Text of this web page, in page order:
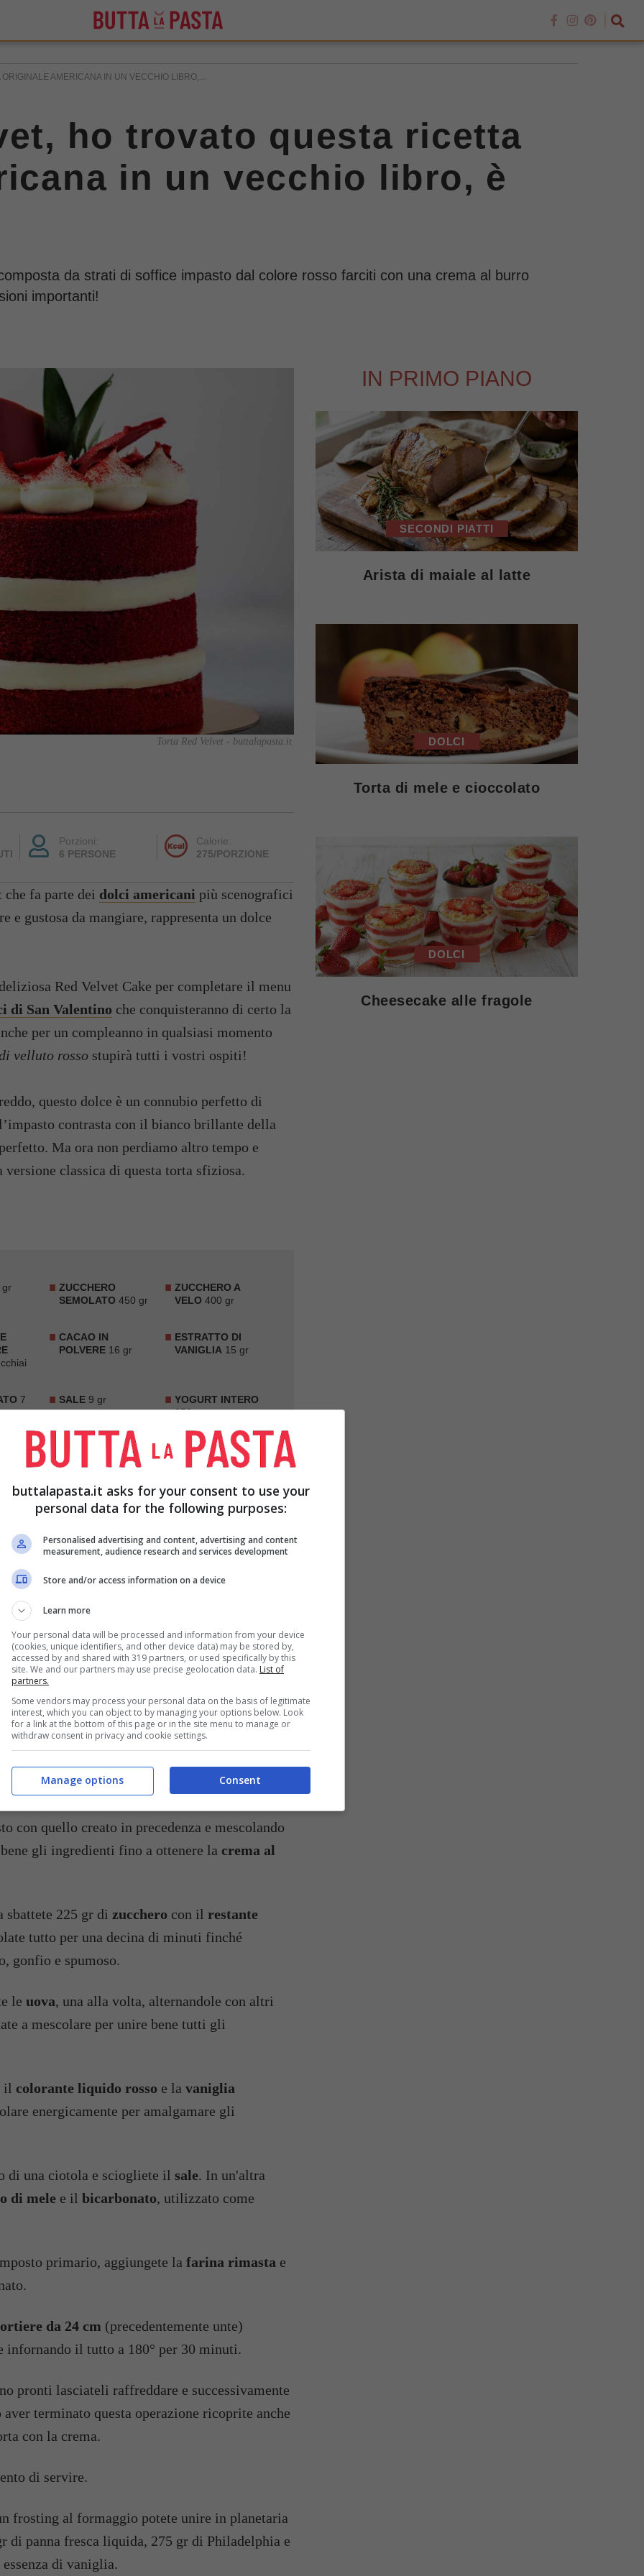
AMERICANA IN UN VECCHIO LIBRO,...
ho trovato questa ricetta
in un vecchio libro, è
da strati di soffice impasto dal colore rosso farciti con una crema al burro
importanti!
Torta Red Velvet - buttalapasta.it
Porzioni:
6 PERSONE
Calorie:
275/PORZIONE
che fa parte dei dolci americani più scenografici
e gustosa da mangiare, rappresenta un dolce
Red Velvet Cake per completare il menu
di San Valentino che conquisteranno di certo la
per un compleanno in qualsiasi momento
velluto rosso stupirà tutti i vostri ospiti!
questo dolce è un connubio perfetto di
contrasta con il bianco brillante della
Ma ora non perdiamo altro tempo e
classica di questa torta sfiziosa.
gr
ZUCCHERO
SEMOLATO 450 gr
ZUCCHERO A
VELO 400 gr
CACAO IN
POLVERE16 gr
ESTRATTO DI
VANIGLIA 15 gr
7
SALE9 gr
YOGURT INTERO
370 gr
il
mescolando con una frusta per far sciogliere
quello usato per il tiramisù), coprite con un
lasciate raffreddare fuori dal frigo.
alta sbattetemetà dose di burro
fino ad ottenere un composto spumoso,
a sbattere.
gli ingredienti fino a ottenere la crema al
sbattete 225 gr di zucchero con il restante
tutto per una decina di minuti finché
gonfio e spumoso.
le uova, una alla volta, alternandole con altri
a mescolare per unire bene tutti gli
il colorante liquido rosso e la vaniglia
energicamente per amalgamare gli
di una ciotola e sciogliete il sale. In un'altra
di mele e il bicarbonato, utilizzato come
primario, aggiungete la farina rimasta e
da 24 cm (precedentemente unte)
il tutto a 180° per 30 minuti.
terminato questa operazione ricoprite anche
con la crema.
di servire.
frosting al formaggio potete unire in planetaria
di panna fresca liquida, 275 gr di Philadelphia e
di vaniglia.
IN PRIMO PIANO
SECONDI PIATTI
Arista di maiale al latte
DOLCI
Torta di mele e cioccolato
DOLCI
Cheesecake alle fragole
buttalapasta.it asks for your consent to use your
personal data for the following purposes:
Personalised advertising and content, advertising and content
measurement, audience research and services development
Store and/or access information on a device
Learn more
Your personal data will be processed and information from your device
(cookies, unique identifiers, and other device data) may be stored by,
accessed by and shared with 319 partners, or used specifically by this
site. We and our partners may use precise geolocation data. List of
partners.
Some vendors may process your personal data on the basis of legitimate
interest, which you can object to by managing your options below. Look
for a link at the bottom of this page or in the site menu to manage or
withdraw consent in privacy and cookie settings.
Consent
Manage options